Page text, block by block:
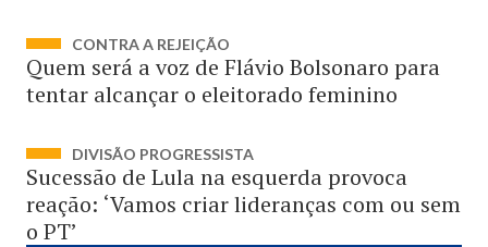
CONTRA A REJEIÇÃO
Quem será a voz de Flávio Bolsonaro para
tentar alcançar o eleitorado feminino
DIVISÃO PROGRESSISTA
Sucessão de Lula na esquerda provoca
reação: ‘Vamos criar lideranças com ou sem
o PT’